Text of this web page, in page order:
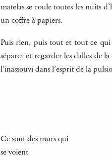
matelas se roule toutes les nuits
un coffre à papiers.
Puis rien, puis tout et tout ce qui
séparer et regarder les dalles de
l’inassouvi dans l’esprit de la
Ce sont des murs qui
se voient